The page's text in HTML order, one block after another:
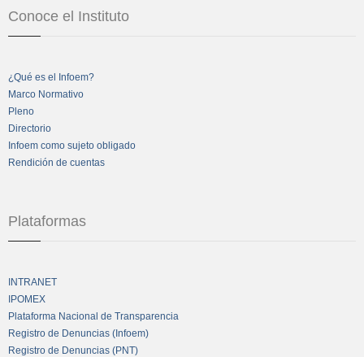
Conoce el Instituto
¿Qué es el Infoem?
Marco Normativo
Pleno
Directorio
Infoem como sujeto obligado
Rendición de cuentas
Plataformas
INTRANET
IPOMEX
Plataforma Nacional de Transparencia
Registro de Denuncias (Infoem)
Registro de Denuncias (PNT)